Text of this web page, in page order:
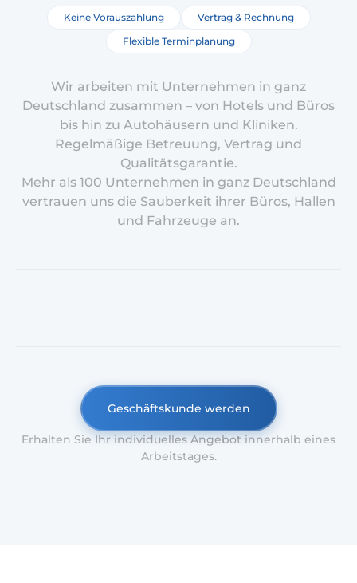
Keine Vorauszahlung
Vertrag & Rechnung
Flexible Terminplanung
Wir arbeiten mit Unternehmen in ganz
Deutschland zusammen – von Hotels und Büros
bis hin zu Autohäusern und Kliniken.
Regelmäßige Betreuung, Vertrag und
Qualitätsgarantie.
Mehr als 100 Unternehmen in ganz Deutschland
vertrauen uns die Sauberkeit ihrer Büros, Hallen
und Fahrzeuge an.
Geschäftskunde werden
Erhalten Sie Ihr individuelles Angebot innerhalb eines
Arbeitstages.